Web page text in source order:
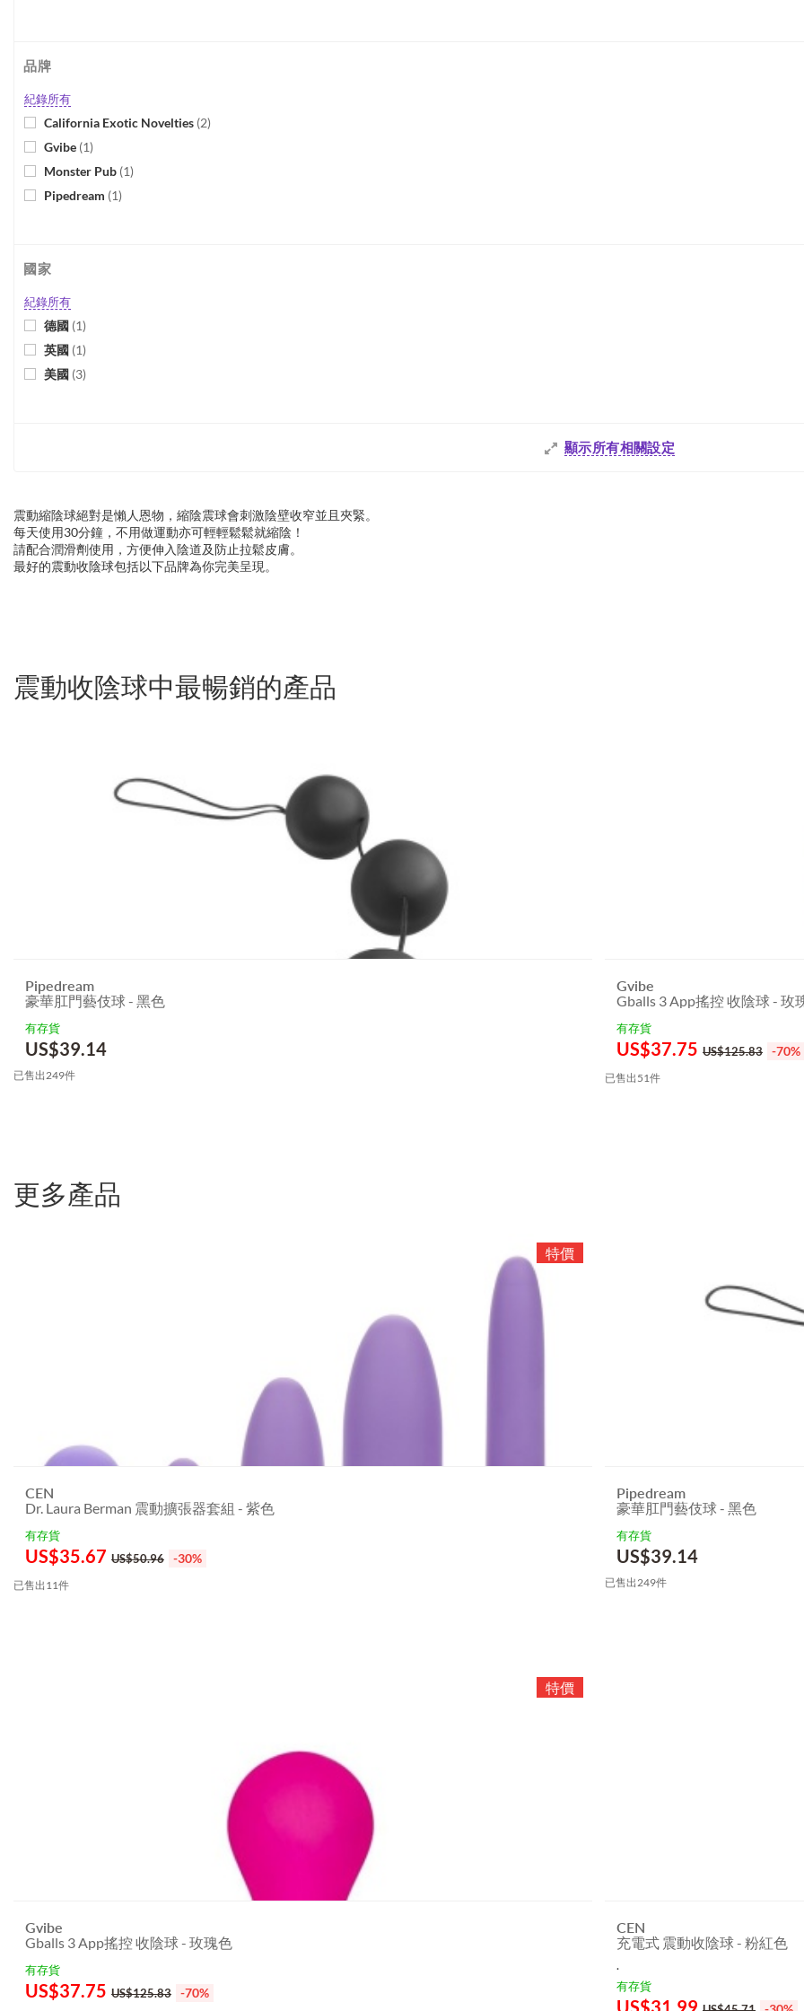
品牌
紀錄所有
California Exotic Novelties (2)
Gvibe (1)
Monster Pub (1)
Pipedream (1)
國家
紀錄所有
德國 (1)
英國 (1)
美國 (3)
顯示所有相關設定
震動縮陰球絕對是懶人恩物，縮陰震球會刺激陰壁收窄並且夾緊。
每天使用30分鐘，不用做運動亦可輕輕鬆鬆就縮陰！
請配合潤滑劑使用，方便伸入陰道及防止拉鬆皮膚。
最好的震動收陰球包括以下品牌為你完美呈現。
震動收陰球中最暢銷的產品
Pipedream
豪華肛門藝伎球 - 黑色
有存貨
US$39.14
已售出249件
Gvibe
Gballs 3 App搖控 收陰球 - 玫
有存貨
US$37.75 US$125.83 -70%
已售出51件
更多產品
CEN
Dr. Laura Berman 震動擴張器套組 - 紫色
有存貨
US$35.67 US$50.96 -30%
已售出11件
Pipedream
豪華肛門藝伎球 - 黑色
有存貨
US$39.14
已售出249件
Gvibe
Gballs 3 App搖控 收陰球 - 玫瑰色
有存貨
US$37.75 US$125.83 -70%
CEN
充電式 震動收陰球 - 粉紅色
.
有存貨
US$31.99